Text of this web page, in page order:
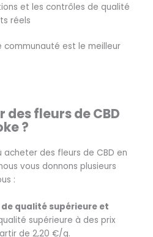
et les contrôles de qualité
réels
communauté est le meilleur
fleurs de CBD
?
acheter des fleurs de CBD en
vous donnons plusieurs
:
de qualité supérieure et
supérieure à des prix
de 2,20 €/g.